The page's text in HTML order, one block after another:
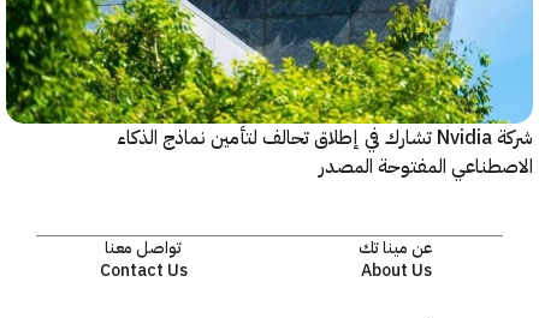
شركة Nvidia تشارك في إطلاق تحالف لتأمين نماذج الذكاء
المفتوحة المصدر
عن مينا تك
About Us
تواصل معنا
Contact Us